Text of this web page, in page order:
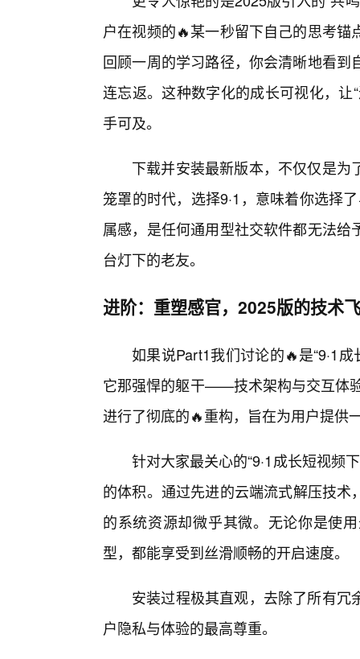
户在视频的🔥某一秒留下自己的思考
回顾一周的学习路径，你会清晰地看
连忘返。这种数字化的成长可视化，
手可及。
下载并安装最新版本，不仅仅是
笼罩的时代，选择9·1，意味着你选择
属感，是任何通用型社交软件都无法
台灯下的老友。
进阶：重塑感官，2025版的技术
如果说Part1我们讨论的🔥是“9·1
它那强悍的躯干——技术架构与交互体
进行了彻底的🔥重构，旨在为用户提供
针对大家最关心的“9·1成长短视频
的体积。通过先进的云端流式解压技
的系统资源却微乎其微。无论你是使
型，都能享受到丝滑顺畅的开启速度。
安装过程极其直观，去除了所有
户隐私与体验的最高尊重。